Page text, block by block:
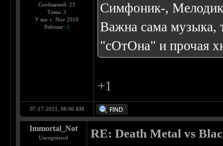
Сообщений: 23
Темы: 3
У нас с: Nov 2010
Рейтинг: 1
Симфоник-,
Важна сама музыка,
"сОтОна" и прочая
+1
07-17-2011, 08:06 AM
Immortal_Not
Unregistered RE: Death Metal vs